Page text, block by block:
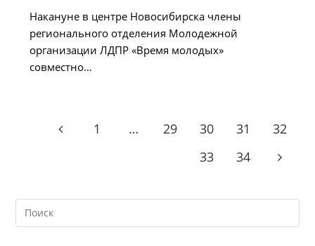
Накануне в центре Новосибирска члены
регионального отделения Молодежной
организации ЛДПР «Время молодых»
совместно…
Go to the previous page
1 … 29 30 31
32
33
34 Go to
Search
this